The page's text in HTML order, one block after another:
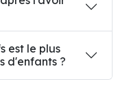
est le plus
d'enfants ?